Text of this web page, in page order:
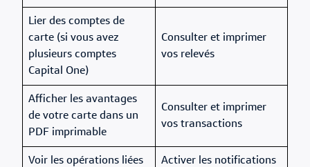
Lier des comptes de
carte (si vous avez
plusieurs comptes
Capital One)
Consulter et imprimer
vos relevés
Afficher les avantages
de votre carte dans un
PDF imprimable
Consulter et imprimer
vos transactions
Voir les opérations liées
Activer les notifications